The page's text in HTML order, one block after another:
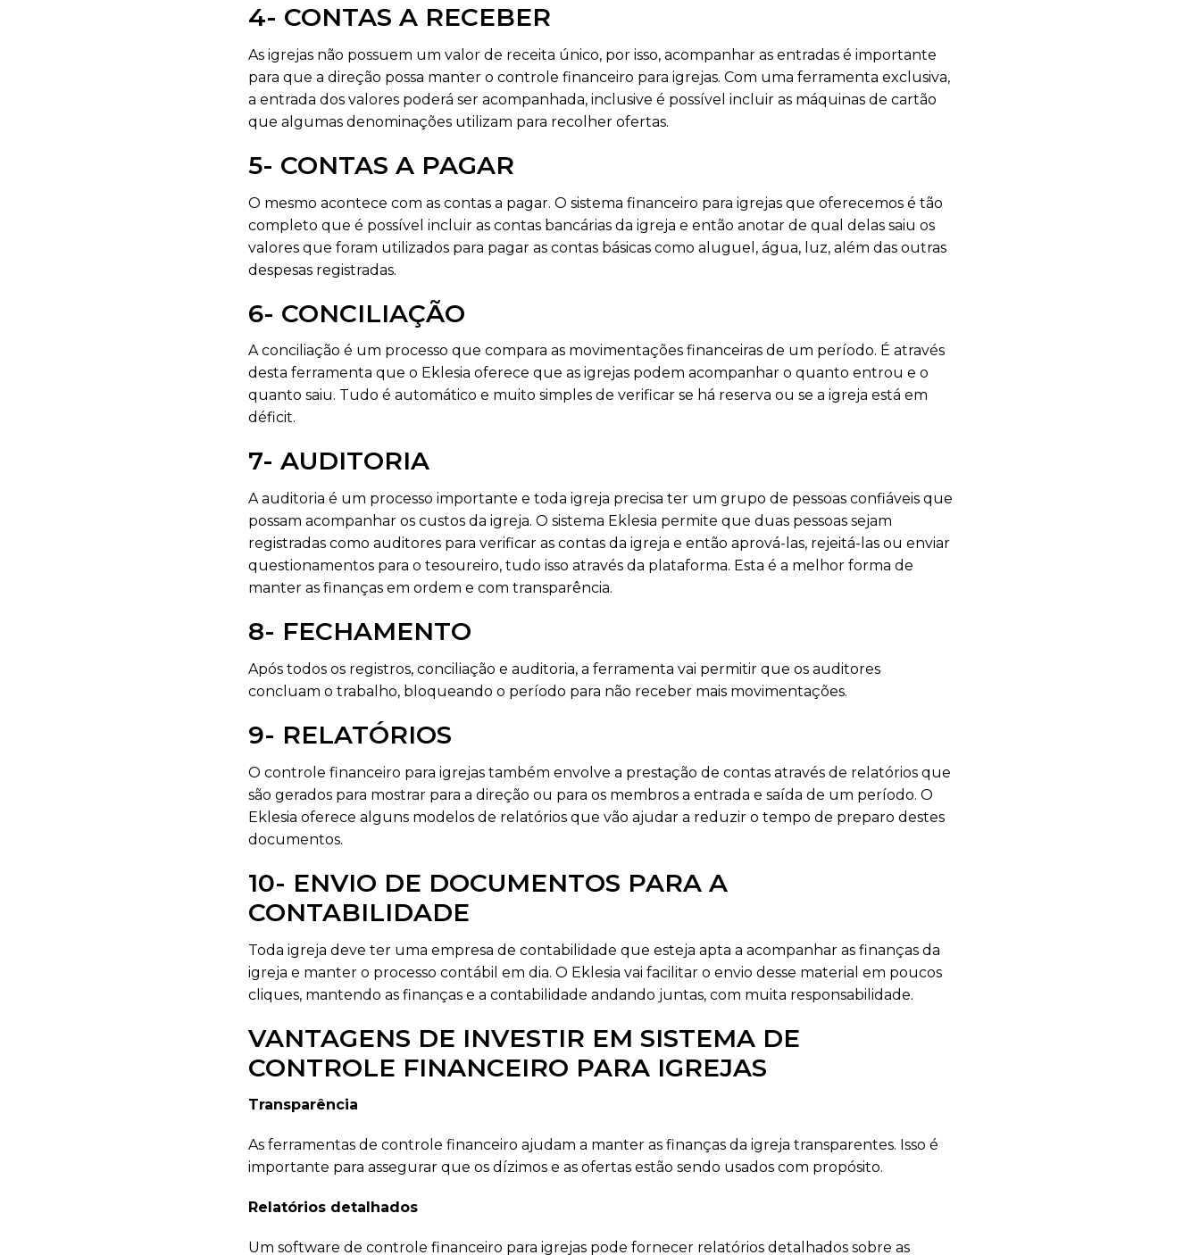
4- CONTAS A RECEBER
As igrejas não possuem um valor de receita único, por isso, acompanhar as entradas é importante
para que a direção possa manter o controle financeiro para igrejas. Com uma ferramenta exclusiva,
a entrada dos valores poderá ser acompanhada, inclusive é possível incluir as máquinas de cartão
que algumas denominações utilizam para recolher ofertas.
5- CONTAS A PAGAR
O mesmo acontece com as contas a pagar. O sistema financeiro para igrejas que oferecemos é tão
completo que é possível incluir as contas bancárias da igreja e então anotar de qual delas saiu os
valores que foram utilizados para pagar as contas básicas como aluguel, água, luz, além das outras
despesas registradas.
6- CONCILIAÇÃO
A conciliação é um processo que compara as movimentações financeiras de um período. É através
desta ferramenta que o Eklesia oferece que as igrejas podem acompanhar o quanto entrou e o
quanto saiu. Tudo é automático e muito simples de verificar se há reserva ou se a igreja está em
déficit.
7- AUDITORIA
A auditoria é um processo importante e toda igreja precisa ter um grupo de pessoas confiáveis que
possam acompanhar os custos da igreja. O sistema Eklesia permite que duas pessoas sejam
registradas como auditores para verificar as contas da igreja e então aprová-las, rejeitá-las ou enviar
questionamentos para o tesoureiro, tudo isso através da plataforma. Esta é a melhor forma de
manter as finanças em ordem e com transparência.
8- FECHAMENTO
Após todos os registros, conciliação e auditoria, a ferramenta vai permitir que os auditores
concluam o trabalho, bloqueando o período para não receber mais movimentações.
9- RELATÓRIOS
O controle financeiro para igrejas também envolve a prestação de contas através de relatórios que
são gerados para mostrar para a direção ou para os membros a entrada e saída de um período. O
Eklesia oferece alguns modelos de relatórios que vão ajudar a reduzir o tempo de preparo destes
documentos.
10- ENVIO DE DOCUMENTOS PARA A
CONTABILIDADE
Toda igreja deve ter uma empresa de contabilidade que esteja apta a acompanhar as finanças da
igreja e manter o processo contábil em dia. O Eklesia vai facilitar o envio desse material em poucos
cliques, mantendo as finanças e a contabilidade andando juntas, com muita responsabilidade.
VANTAGENS DE INVESTIR EM SISTEMA DE
CONTROLE FINANCEIRO PARA IGREJAS
Transparência
As ferramentas de controle financeiro ajudam a manter as finanças da igreja transparentes. Isso é
importante para assegurar que os dízimos e as ofertas estão sendo usados com propósito.
Relatórios detalhados
Um software de controle financeiro para igrejas pode fornecer relatórios detalhados sobre as